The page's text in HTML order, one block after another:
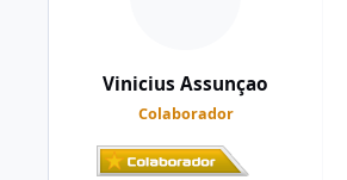
Vinicius Assunçao
Colaborador